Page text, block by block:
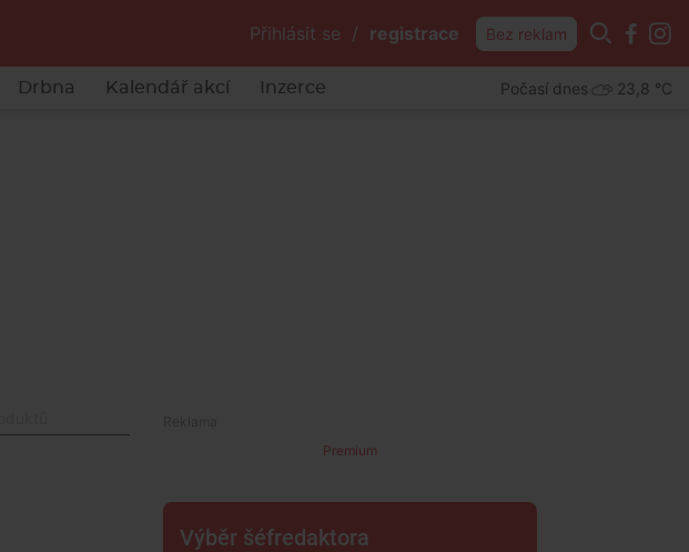
Přihlásit se / registrace Bez reklam
Drbna Kalendář akcí Inzerce Počasí dnes 23,8 °C
Premium
Výběr šéfredaktora